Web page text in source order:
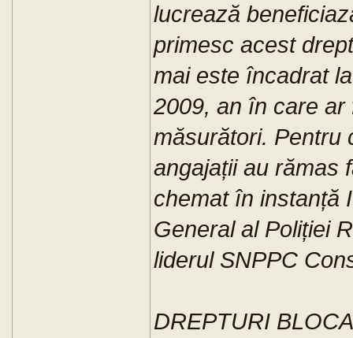
lucrează
primesc acest
mai este încadrat
2009, an în care
măsurători. Pentru
angajații au rămas
chemat în instanță
General al Poliției
liderul SNPPC
DREPTURI